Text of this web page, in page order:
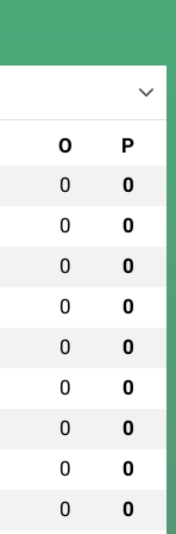
O P
0 0
0 0
0 0
0 0
0 0
0 0
0 0
0 0
0 0